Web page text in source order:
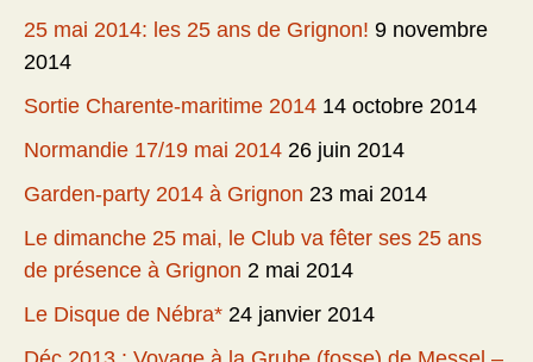
25 mai 2014: les 25 ans de Grignon! 9 novembre
2014
Sortie Charente-maritime 2014 14 octobre 2014
Normandie 17/19 mai 2014 26 juin 2014
Garden-party 2014 à Grignon 23 mai 2014
Le dimanche 25 mai, le Club va fêter ses 25 ans
de présence à Grignon 2 mai 2014
Le Disque de Nébra* 24 janvier 2014